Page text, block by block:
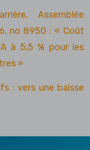
Assemblée
no 8950 : « Coût
à 5,5 % pour les
»
: vers une baisse